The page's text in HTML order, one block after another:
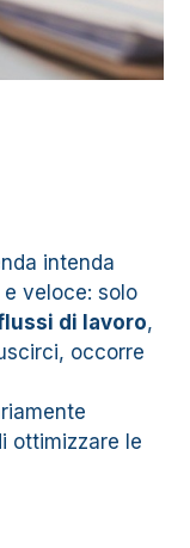
intenda
veloce: solo
di lavoro,
occorre
ottimizzare le